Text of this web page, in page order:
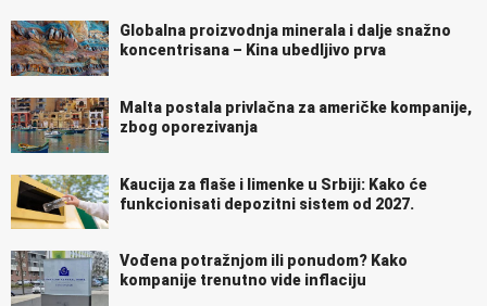
Globalna proizvodnja minerala i dalje snažno
koncentrisana – Kina ubedljivo prva
Malta postala privlačna za američke kompanije,
zbog oporezivanja
Kaucija za flaše i limenke u Srbiji: Kako će
funkcionisati depozitni sistem od 2027.
Vođena potražnjom ili ponudom? Kako
kompanije trenutno vide inflaciju